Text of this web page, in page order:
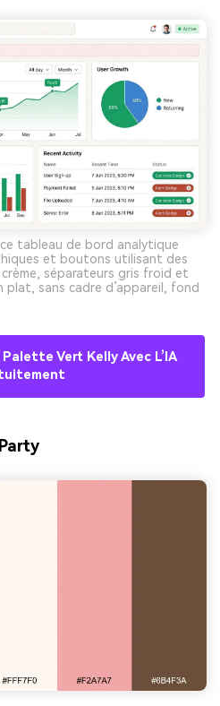
tableau de bord analytique
et boutons utilisant des
séparateurs gris froid et
sans cadre d’appareil, fond
Vert Kelly Avec L’IA